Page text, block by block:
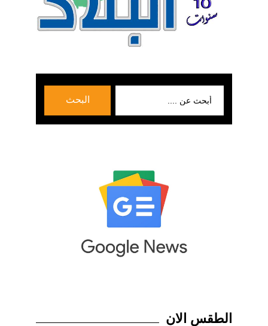
البحث
الطقس الان